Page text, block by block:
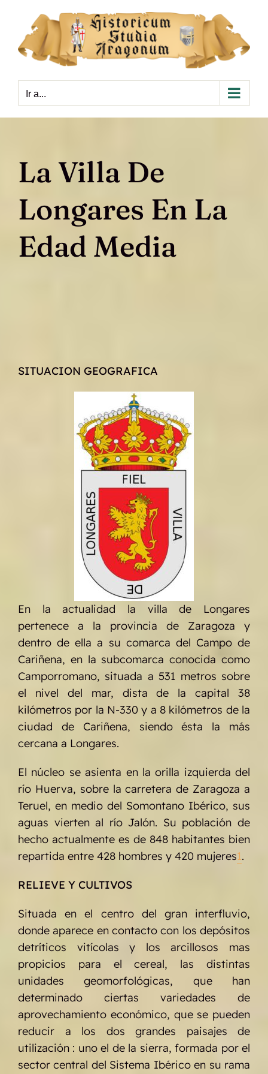
contenido
Ir a...
La Villa De
Longares En La
Edad Media
SITUACION GEOGRAFICA
En la actualidad la villa de Longares
pertenece a la provincia de Zaragoza y
dentro de ella a su comarca del Campo de
Cariñena, en la subcomarca conocida como
Camporromano, situada a 531 metros sobre
el nivel del mar, dista de la capital 38
kilómetros por la N-330 y a 8 kilómetros de la
ciudad de Cariñena, siendo ésta la más
cercana a Longares.
El núcleo se asienta en la orilla izquierda del
río Huerva, sobre la carretera de Zaragoza a
Teruel, en medio del Somontano Ibérico, sus
aguas vierten al río Jalón. Su población de
hecho actualmente es de 848 habitantes bien
repartida entre 428 hombres y 420 mujeres1.
RELIEVE Y CULTIVOS
Situada en el centro del gran interfluvio,
donde aparece en contacto con los depósitos
detríticos vitícolas y los arcillosos mas
propicios para el cereal, las distintas
unidades geomorfológicas, que han
determinado ciertas variedades de
aprovechamiento económico, que se pueden
reducir a los dos grandes paisajes de
utilización : uno el de la sierra, formada por el
sector central del Sistema Ibérico en su rama